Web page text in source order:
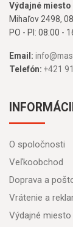
Výdajné miesto
Mihaľov 2498,
PO - PI: 08:00 -
Email:
Telefón: +421
O spoločnosti
Veľkoobchod
Doprava a
Vrátenie a
Výdajné miesto